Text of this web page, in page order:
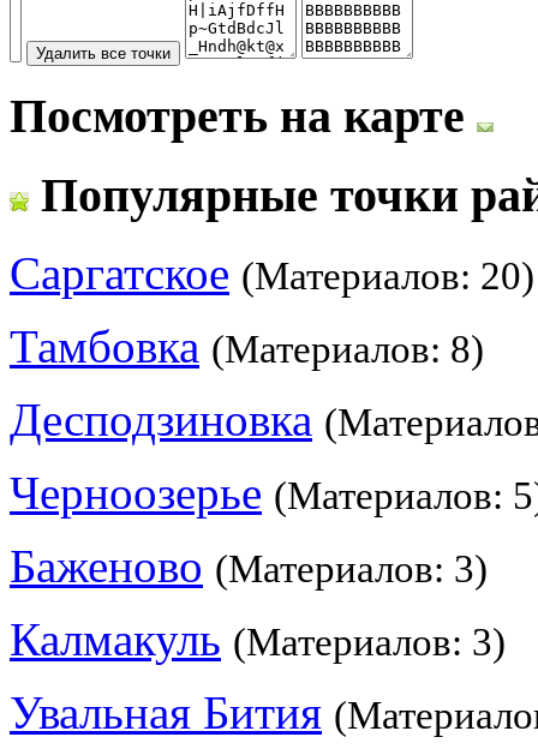
Посмотреть на карте
Популярные точки
Саргатское (Материалов: 20)
Тамбовка (Материалов: 8)
Десподзиновка
Черноозерье (Материалов:
Баженово (Материалов: 3)
Калмакуль (Материалов: 3)
Увальная Бития